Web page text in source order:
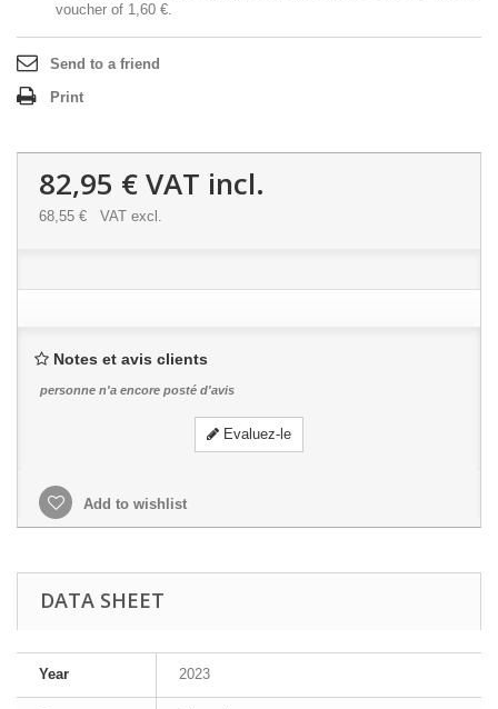
voucher of 1,60 €.
Send to a friend
Print
82,95 €VAT incl.
68,55 € VAT excl.
Notes et avis clients
personne n'a encore posté d'avis
Evaluez-le
Add to wishlist
DATA SHEET
Year 2023